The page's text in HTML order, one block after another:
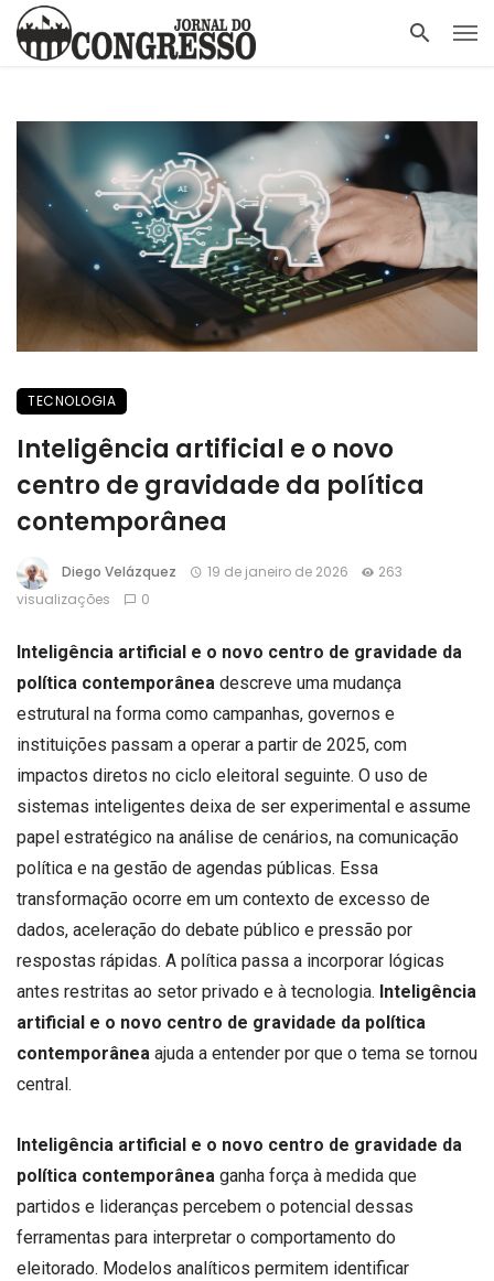
TECNOLOGIA
Inteligência artificial e o novo
centro de gravidade da política
contemporânea
Diego Velázquez 19 de janeiro de 2026
263
visualizações
0
Inteligência artificial e o novo centro de gravidade da
política contemporânea descreve uma mudança
estrutural na forma como campanhas, governos e
instituições passam a operar a partir de 2025, com
impactos diretos no ciclo eleitoral seguinte. O uso de
sistemas inteligentes deixa de ser experimental e assume
papel estratégico na análise de cenários, na comunicação
política e na gestão de agendas públicas. Essa
transformação ocorre em um contexto de excesso de
dados, aceleração do debate público e pressão por
respostas rápidas. A política passa a incorporar lógicas
antes restritas ao setor privado e à tecnologia. Inteligência
artificial e o novo centro de gravidade da política
contemporânea ajuda a entender por que o tema se tornou
central.
Inteligência artificial e o novo centro de gravidade da
política contemporânea ganha força à medida que
partidos e lideranças percebem o potencial dessas
ferramentas para interpretar o comportamento do
eleitorado. Modelos analíticos permitem identificar